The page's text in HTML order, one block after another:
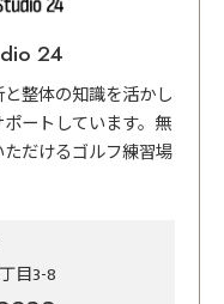
24
整体の知識を活かし
ートしています。無
だけるゴルフ練習場
目3-8